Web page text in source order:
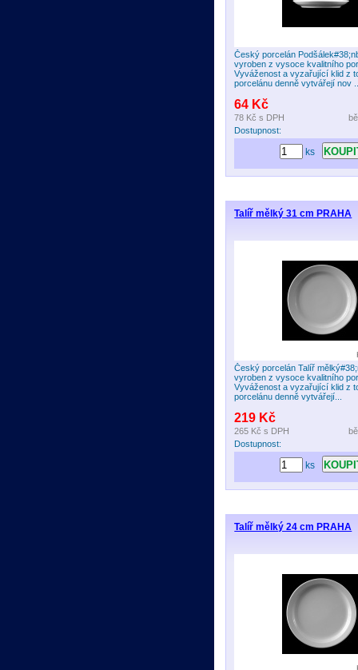
Český porcelán
vyroben z vysoce kvalitního
Vyváženost a vyzařující klid z
porcelánu denně vytvářejí nov
64 Kč
78 Kč s DPH
Dostupnost:
ks
Talíř mělký 31 cm PRAHA
Český porcelán Talíř
vyroben z vysoce kvalitního
Vyváženost a vyzařující klid z
porcelánu denně vytvářejí...
219 Kč
265 Kč s DPH
Dostupnost:
ks
Talíř mělký 24 cm PRAHA